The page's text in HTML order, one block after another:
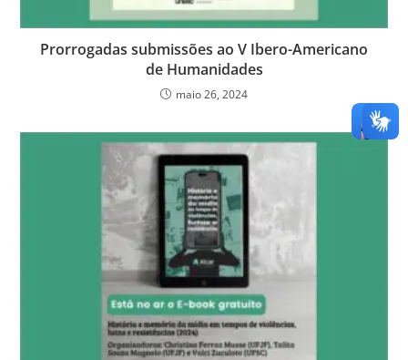
Prorrogadas submissões ao V Ibero-Americano
de Humanidades
maio 26, 2024